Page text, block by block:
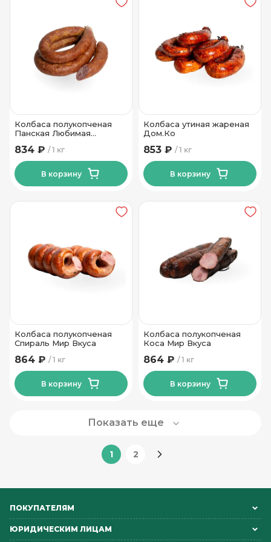
Колбаса полукопченая
Панская Любимая
Калинковичи МК
1 кг
834 ₽
В корзину
Колбаса утиная жареная
Дом.Ко
1 кг
853 ₽
В корзину
Колбаса полукопченая
Спираль Мир Вкуса
1 кг
864 ₽
В корзину
Колбаса полукопченая
Коса Мир Вкуса
1 кг
864 ₽
В корзину
Показать еще
1 2
ПОКУПАТЕЛЯМ
ЮРИДИЧЕСКИМ ЛИЦАМ